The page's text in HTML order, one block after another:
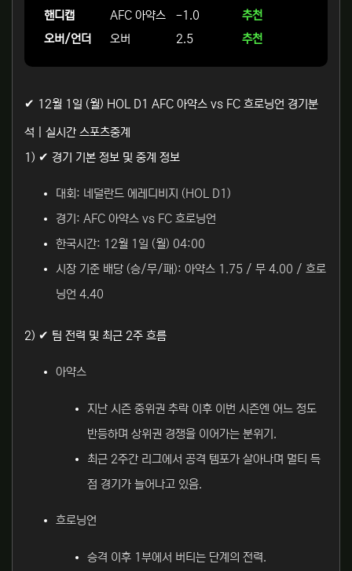
핸디캡
AFC 아약스 -1.0
추천
오버/언더
오버 2.5 추천
✔ 12월 1일 (월) HOL D1 AFC 아약스 vs FC 흐로닝언 경기분
석 | 실시간 스포츠중계
1) ✔ 경기 기본 정보 및 중계 정보
대회: 네덜란드 에레디비지 (HOL D1)
경기: AFC 아약스 vs FC 흐로닝언
한국시간: 12월 1일 (월) 04:00
시장 기준 배당 (승/무/패): 아약스 1.75 / 무 4.00 / 흐로
닝언 4.40
2) ✔ 팀 전력 및 최근 2주 흐름
아약스
지난 시즌 중위권 추락 이후 이번 시즌엔 어느 정도
반등하며 상위권 경쟁을 이어가는 분위기.
최근 2주간 리그에서 공격 템포가 살아나며 멀티 득
점 경기가 늘어나고 있음.
흐로닝언
승격 이후 1부에서 버티는 단계의 전력.